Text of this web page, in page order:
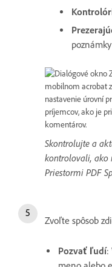
poznámky
Skontrolujte a
kontrolovali,
Priestormi PDF
Zvoľte spôsob
Pozvať ľudí: